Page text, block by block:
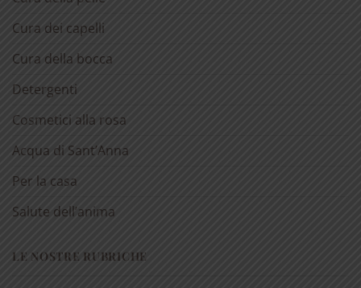
Cura dei capelli
Cura della bocca
Detergenti
Cosmetici alla rosa
Acqua di Sant’Anna
Per la casa
Salute dell’anima
LE NOSTRE RUBRICHE